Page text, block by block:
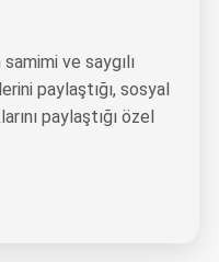
ve saygılı
paylaştığı, sosyal
paylaştığı özel